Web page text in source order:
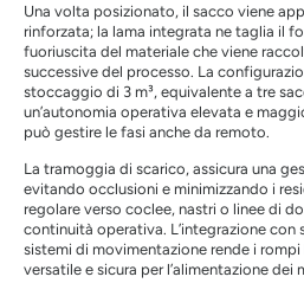
Una volta posizionato, il sacco viene
rinforzata; la lama integrata ne taglia il
fuoriuscita del materiale che viene
successive del processo. La
stoccaggio di 3 m³, equivalente a tre
un’autonomia operativa elevata e
può gestire le fasi anche da remoto.
La tramoggia di scarico, assicura una
evitando occlusioni e minimizzando i
regolare verso coclee, nastri o linee di
continuità operativa. L’integrazione con
sistemi di movimentazione rende i
versatile e sicura per l’alimentazione dei